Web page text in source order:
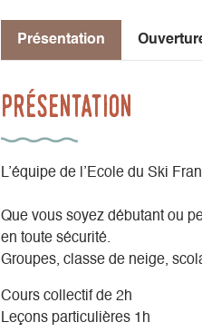
Présentation
Présentation
L’équipe de l’Ecole du Ski
Que vous soyez débutant ou
en toute sécurité.
Groupes, classe de neige,
Cours collectif de 2h
Leçons particulières 1h